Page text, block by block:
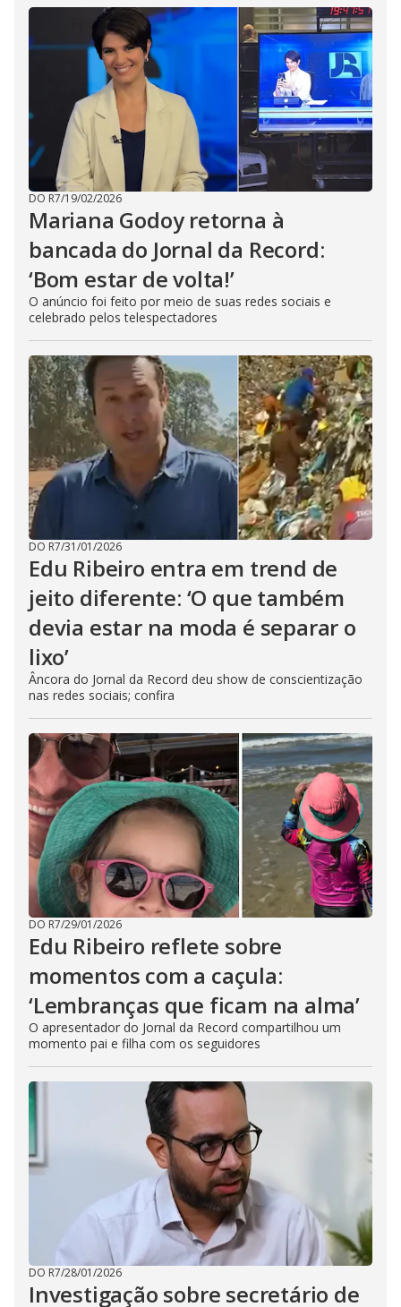
DO R7/19/02/2026
Mariana Godoy retorna à
bancada do Jornal da Record:
‘Bom estar de volta!’
O anúncio foi feito por meio de suas redes sociais e
celebrado pelos telespectadores
DO R7/31/01/2026
Edu Ribeiro entra em trend de
jeito diferente: ‘O que também
devia estar na moda é separar o
lixo’
Âncora do Jornal da Record deu show de conscientização
nas redes sociais; confira
DO R7/29/01/2026
Edu Ribeiro reflete sobre
momentos com a caçula:
‘Lembranças que ficam na alma’
O apresentador do Jornal da Record compartilhou um
momento pai e filha com os seguidores
DO R7/28/01/2026
Investigação sobre secretário de